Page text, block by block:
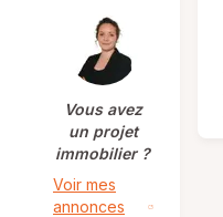
Vous avez
un projet
immobilier ?
Voir mes
annonces